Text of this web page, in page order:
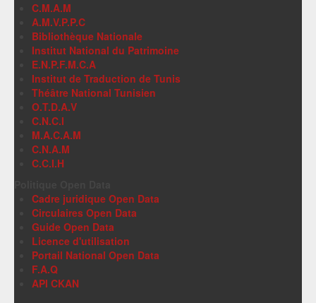
C.M.A.M
A.M.V.P.P.C
Bibliothèque Nationale
Institut National du Patrimoine
E.N.P.F.M.C.A
Institut de Traduction de Tunis
Théâtre National Tunisien
O.T.D.A.V
C.N.C.I
M.A.C.A.M
C.N.A.M
C.C.I.H
Cadre juridique Open Data
Circulaires Open Data
Guide Open Data
Licence d'utilisation
Portail National Open Data
F.A.Q
API CKAN